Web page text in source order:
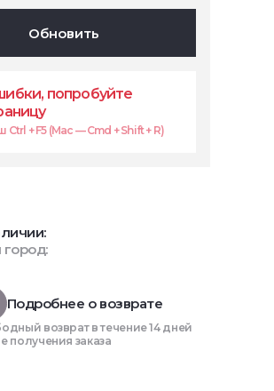
Обновить
попробуйте
+ F5 (Mac — Cmd + Shift + R)
Подробнее о возврате
возврат в течение 14 дней
получения заказа